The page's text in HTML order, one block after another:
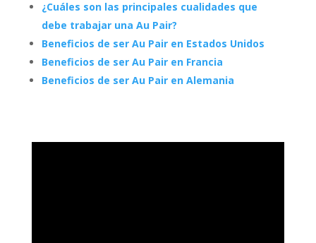
¿Cuáles son las principales cualidades que
debe trabajar una Au Pair?
Beneficios de ser Au Pair en Estados Unidos
Beneficios de ser Au Pair en Francia
Beneficios de ser Au Pair en Alemania